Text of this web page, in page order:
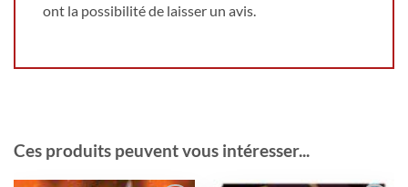
ont la possibilité de laisser un avis.
Ces produits peuvent vous intéresser...